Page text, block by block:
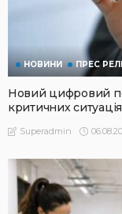
НОВИНИ ПРЕС
Новий цифровий
критичних
Superadmin